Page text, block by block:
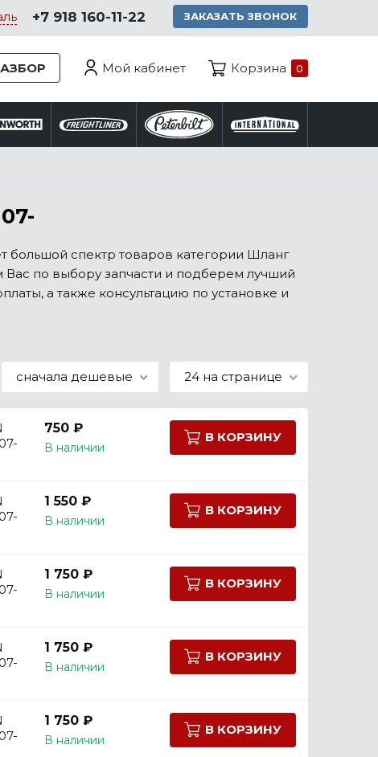
+7 918 160-11-22 ЗАКАЗАТЬ ЗВОНОК
Мой кабинет Корзина 0
большой спектр товаров категории Шланг
Вас по выбору запчасти и подберем лучший
а также консультацию по установке и
сначала дешевые 24 на странице
750 ₽
В наличии
В КОРЗИНУ
1 550 ₽
В наличии
В КОРЗИНУ
1 750 ₽
В наличии
В КОРЗИНУ
1 750 ₽
В наличии
В КОРЗИНУ
1 750 ₽
В наличии
В КОРЗИНУ